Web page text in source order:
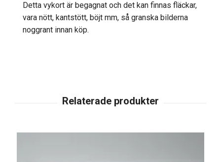
Detta vykort är begagnat och det kan finnas fläckar,
vara nött, kantstött, böjt mm, så granska bilderna
noggrant innan köp.